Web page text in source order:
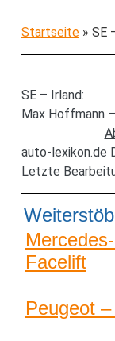
Startseite» SE
SE – Irland:
Max Hoffmann
auto-lexikon.de
Letzte
Facelift
Peugeot